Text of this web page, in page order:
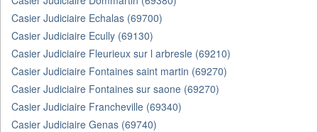
Casier Judiciaire Echalas (69700)
Casier Judiciaire Ecully (69130)
Casier Judiciaire Fleurieux sur l arbresle (69210)
Casier Judiciaire Fontaines saint martin (69270)
Casier Judiciaire Fontaines sur saone (69270)
Casier Judiciaire Francheville (69340)
Casier Judiciaire Genas (69740)